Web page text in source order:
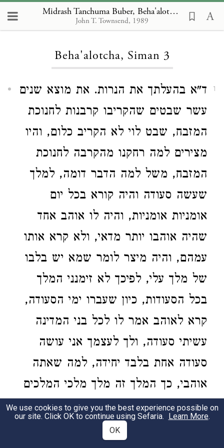
Midrash Tanchuma Buber, Beha'alotcha 3
John T. Townsend, 1989
Loading...
Beha'alotcha, Siman 3
1
ד"א בהעלתך את הנרות. את מוצא שנים
עשר שבטים שהקריבו קרבנות לחנוכת
המזבח, שבט לוי לא הקריב כלום, והיו
מצירים למה רחקנו מהקרבה לחנוכת
המזבח, משל למה הדבר דומה, למלך
שעשה סעודה והיה קורא בכל יום
אומניות אומניות, והיה לו אוהב אחד
שהיה אוהבו יותר מדאי, ולא קרא אותו
עמהם, והיה מיצר לומר שמא יש בלבו
של מלך עלי, לפיכך לא זימנני המלך
בכל הסעודות, כיון שעברו ימי הסעודה,
קרא לאוהב אמר לו לכל בני המדינה
עשיתי סעודה, ולך לעצמך אני עושה
סעודה אחת בלבד יחידה, למה שאתה
אוהבי, כך המלך זה מלך מלכי המלכים
הקב"ה, [את מוצא י"ב שבטים הקריבו
לחנוכת המזבח] וקיבלן הקב"ה, שנאמר
We use cookies to give you the best experience possible on
our site. Click OK to continue using Sefaria. Learn More.
OK